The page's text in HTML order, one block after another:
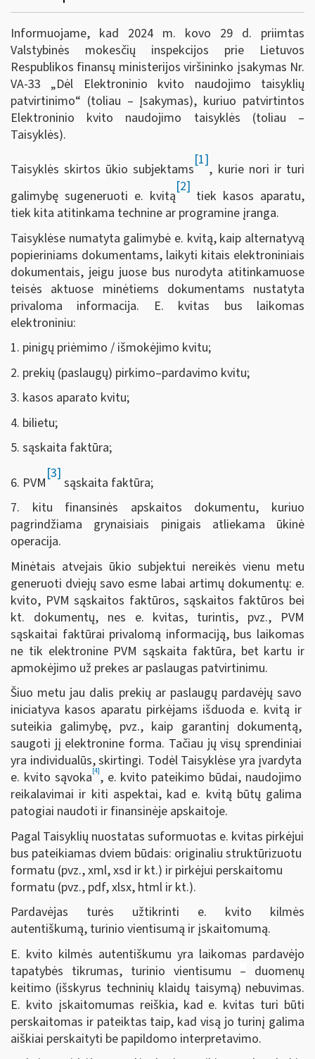
Informuojame, kad 2024 m. kovo 29 d. priimtas
Valstybinės mokesčių inspekcijos prie Lietuvos
Respublikos finansų ministerijos viršininko įsakymas Nr.
VA-33 „Dėl Elektroninio kvito naudojimo taisyklių
patvirtinimo“ (toliau – Įsakymas), kuriuo patvirtintos
Elektroninio kvito naudojimo taisyklės (toliau –
Taisyklės).
Taisyklės skirtos ūkio subjektams
[1]
, kurie nori ir turi
galimybę sugeneruoti e. kvitą
[2]
tiek kasos aparatu,
tiek kita atitinkama technine ar programine įranga.
Taisyklėse numatyta galimybė e. kvitą, kaip alternatyvą
popieriniams dokumentams, laikyti kitais elektroniniais
dokumentais, jeigu juose bus nurodyta atitinkamuose
teisės aktuose minėtiems dokumentams nustatyta
privaloma informacija. E. kvitas bus laikomas
elektroniniu:
1. pinigų priėmimo / išmokėjimo kvitu;
2. prekių (paslaugų) pirkimo–pardavimo kvitu;
3. kasos aparato kvitu;
4. bilietu;
5. sąskaita faktūra;
6. PVM
[3]
sąskaita faktūra;
7. kitu finansinės apskaitos dokumentu, kuriuo
pagrindžiama grynaisiais pinigais atliekama ūkinė
operacija.
Minėtais atvejais ūkio subjektui nereikės vienu metu
generuoti dviejų savo esme labai artimų dokumentų: e.
kvito, PVM sąskaitos faktūros, sąskaitos faktūros bei
kt. dokumentų, nes e. kvitas, turintis, pvz., PVM
sąskaitai faktūrai privalomą informaciją, bus laikomas
ne tik elektronine PVM sąskaita faktūra, bet kartu ir
apmokėjimo už prekes ar paslaugas patvirtinimu.
Šiuo metu jau dalis prekių ar paslaugų pardavėjų savo
iniciatyva kasos aparatu pirkėjams išduoda e. kvitą ir
suteikia galimybę, pvz., kaip garantinį dokumentą,
saugoti jį elektronine forma. Tačiau jų visų sprendiniai
yra individualūs, skirtingi. Todėl Taisyklėse yra įvardyta
e. kvito sąvoka[4], e. kvito pateikimo būdai, naudojimo
reikalavimai ir kiti aspektai, kad e. kvitą būtų galima
patogiai naudoti ir finansinėje apskaitoje.
Pagal Taisyklių nuostatas suformuotas e. kvitas pirkėjui
bus pateikiamas dviem būdais: originaliu struktūrizuotu
formatu (pvz., xml, xsd ir kt.) ir pirkėjui perskaitomu
formatu (pvz., pdf, xlsx, html ir kt.).
Pardavėjas turės užtikrinti e. kvito kilmės
autentiškumą, turinio vientisumą ir įskaitomumą.
E. kvito kilmės autentiškumu yra laikomas pardavėjo
tapatybės tikrumas, turinio vientisumu – duomenų
keitimo (išskyrus techninių klaidų taisymą) nebuvimas.
E. kvito įskaitomumas reiškia, kad e. kvitas turi būti
perskaitomas ir pateiktas taip, kad visą jo turinį galima
aiškiai perskaityti be papildomo interpretavimo.